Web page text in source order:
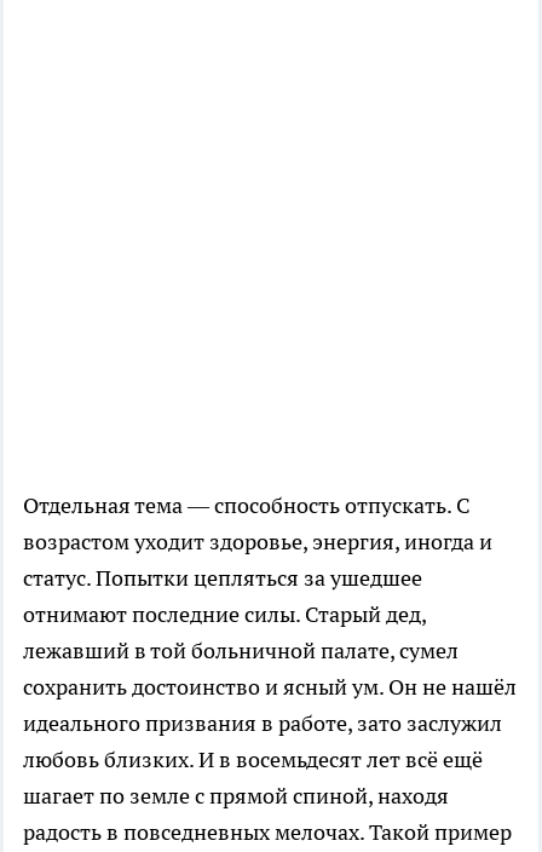
Отдельная тема — способность отпускать. С
возрастом уходит здоровье, энергия, иногда и
статус. Попытки цепляться за ушедшее
отнимают последние силы. Старый дед,
лежавший в той больничной палате, сумел
сохранить достоинство и ясный ум. Он не нашёл
идеального призвания в работе, зато заслужил
любовь близких. И в восемьдесят лет всё ещё
шагает по земле с прямой спиной, находя
радость в повседневных мелочах. Такой пример